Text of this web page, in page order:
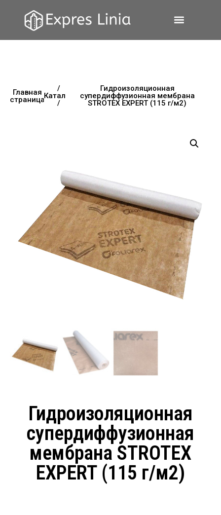
Главная
страница
/
Каталог
/
Гидроизоляционная
супердиффузионная мембрана
STROTEX EXPERT (115 г/м2)
Гидроизоляционная
супердиффузионная
мембрана STROTEX
EXPERT (115 г/м2)